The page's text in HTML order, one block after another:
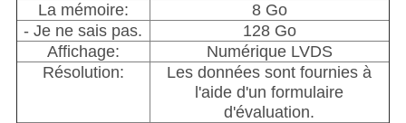
La mémoire:
8 Go
- Je ne sais pas.
128 Go
Affichage:
Numérique LVDS
Résolution:
Les données sont fournies à
l'aide d'un formulaire
d'évaluation.